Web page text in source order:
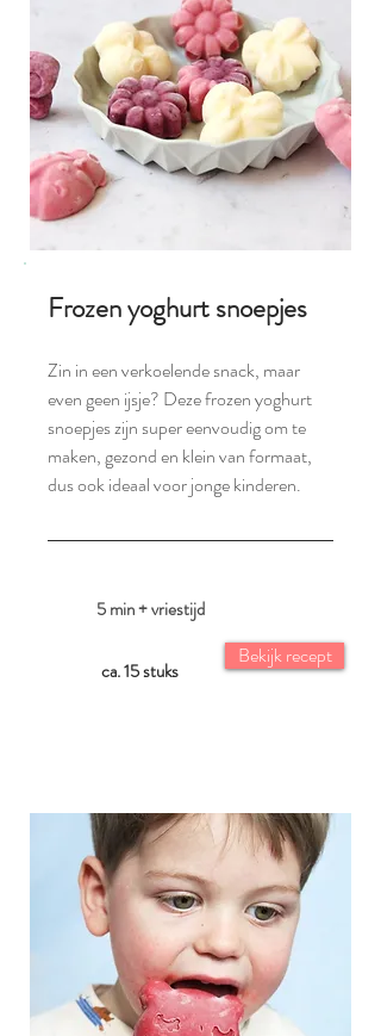
Frozen yoghurt snoepjes
Zin in een verkoelende snack, maar
even geen ijsje? Deze frozen yoghurt
snoepjes zijn super eenvoudig om te
maken, gezond en klein van formaat,
dus ook ideaal voor jonge kinderen.
5 min + vriestijd
ca. 15 stuks
Bekijk recept